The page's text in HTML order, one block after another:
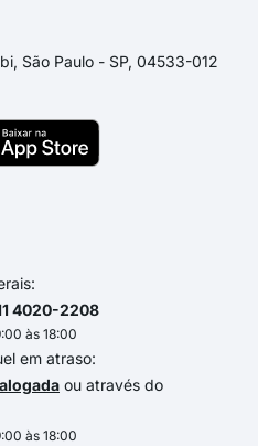
São Paulo - SP, 04533-012
4020-2208
às 18:00
em atraso:
ou através do
às 18:00